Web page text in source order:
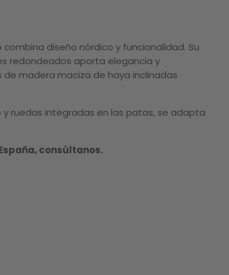
diseño nórdico y funcionalidad. Su
redondeados aporta elegancia y
madera maciza de haya inclinadas
ruedas integradas en las patas, se adapta
consúltanos.